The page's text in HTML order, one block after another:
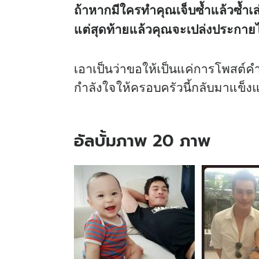
ถ้าหากมีใครทำคุณเจ็บซ้ำแล้วซ้ำ
แต่สุดท้ายแล้วคุณจะเปล่งประกาย
เอาเป็นว่าขอให้เป็นแค่การโพสต์
กำลังใจให้ครอบครัวนี้กลับมาแข็ง
อัลบั้มภาพ 20 ภาพ
อัลบั้ม
ภาพ
ภาพ
ของ
ส่อ
เลิก!